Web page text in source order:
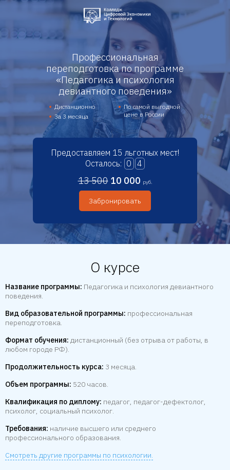
Профессиональная
переподготовка по программе
«Педагогика и психология
девиантного поведения»
Дистанционно
За 3 месяца
По самой выгодной
цене в России
Предоставляем 15 льготных мест!
Осталось: 0 4
13 50010 000 руб.
Забронировать
О курсе
Название программы: Педагогика и психология девиантного
поведения.
Вид образовательной программы: профессиональная
переподготовка.
Формат обучения: дистанционный (без отрыва от работы, в
любом городе РФ).
Продолжительность курса: 3 месяца.
Объем программы: 520 часов.
Квалификация по диплому: педагог, педагог-дефектолог,
психолог, социальный психолог.
Требования: наличие высшего или среднего
профессионального образования.
Смотреть другие программы по психологии.